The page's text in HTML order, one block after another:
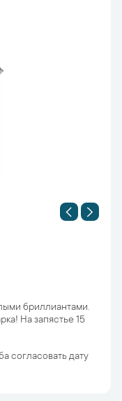
бриллиантами.
На запястье 15
согласовать дату